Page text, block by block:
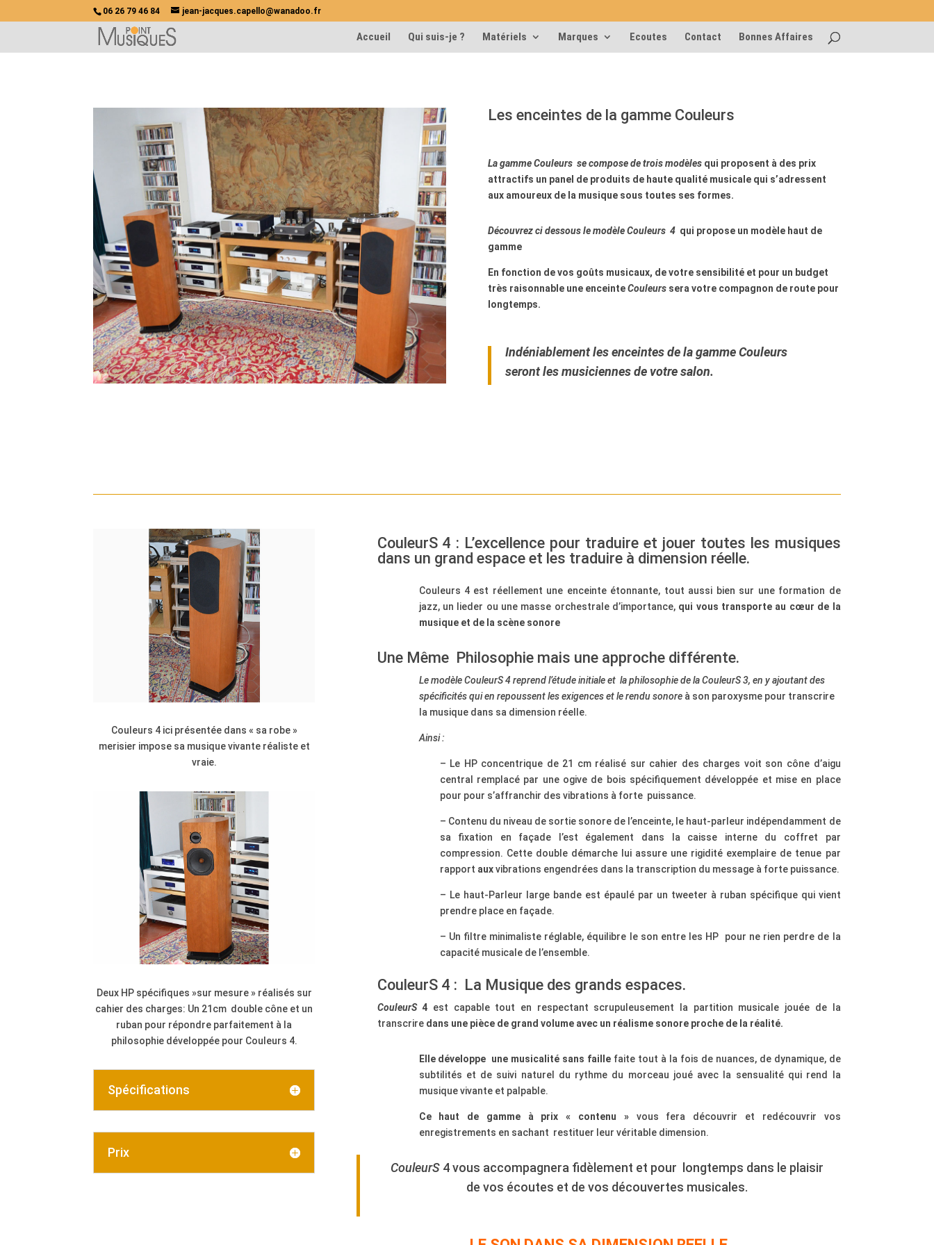
06 26 79 46 84 jean-jacques.capello@wanadoo.fr
Accueil Qui suis-je ? Matériels Marques Ecoutes Contact Bonnes Affaires
Les enceintes de la gammeCouleurs
La gamme Couleurs se compose de trois modèles qui proposent à des prix
attractifs un panel de produits de haute qualité musicale qui s’adressent
aux amoureux de la musique sous toutes ses formes.
Découvrez ci dessous le modèle Couleurs 4 qui propose un modèle haut de
gamme
En fonction de vos goûts musicaux, de votre sensibilité et pour un budget
très raisonnable une enceinteCouleurssera votre compagnon de route pour
longtemps.
Indéniablement les enceintes de la gammeCouleurs
seront les musiciennes de votre salon.
Couleurs 4 ici présentée dans « sa robe »
merisier impose sa musique vivante réaliste et
vraie.
Deux HP spécifiques »sur mesure » réalisés sur
cahier des charges: Un 21cm double cône et un
ruban pour répondre parfaitement à la
philosophie développée pour Couleurs 4.
Spécifications
Prix
CouleurS 4 : L’excellence pour traduire et jouer toutes les musiques
dans un grand espace et les traduire à dimension réelle.
Couleurs 4 est réellement une enceinte étonnante, tout aussi bien sur une formation de
jazz, un lieder ou une masse orchestrale d’importance, qui vous transporte au cœur de la
musique et de la scène sonore
Une Même Philosophie mais une approche différente.
Le modèle CouleurS 4 reprend l’étude initiale et la philosophie de la CouleurS 3, en y ajoutant des
spécificités qui en repoussent les exigences et le rendu sonore à son paroxysme pour transcrire
la musique dans sa dimension réelle.
Ainsi :
– Le HP concentrique de 21 cm réalisé sur cahier des charges voit son cône d’aigu
central remplacé par une ogive de bois spécifiquement développée et mise en place
pour pour s’affranchir des vibrations à forte puissance.
– Contenu du niveau de sortie sonore de l’enceinte, le haut-parleur indépendamment de
sa fixation en façade l’est également dans la caisse interne du coffret par
compression. Cette double démarche lui assure une rigidité exemplaire de tenue par
rapport auxvibrations engendrées dans la transcription du message à forte puissance.
– Le haut-Parleur large bande est épaulé par un tweeter à ruban spécifique qui vient
prendre place en façade.
– Un filtre minimaliste réglable, équilibre le son entre les HP pour ne rien perdre de la
capacité musicale de l’ensemble.
CouleurS 4 : La Musique des grands espaces.
CouleurS4 est capable tout en respectant scrupuleusement la partition musicale jouée de la
transcrire dans une pièce de grand volume avec un réalisme sonore proche de la réalité.
Elle développe une musicalité sans faille faite tout à la fois de nuances, de dynamique, de
subtilités et de suivi naturel du rythme du morceau joué avec la sensualité qui rend la
musique vivante et palpable.
Ce haut de gamme à prix « contenu »vous fera découvrir et redécouvrir vos
enregistrements en sachant restituer leur véritable dimension.
CouleurS 4 vous accompagnera fidèlement et pour longtemps dans le plaisir
de vos écoutes et de vos découvertes musicales.